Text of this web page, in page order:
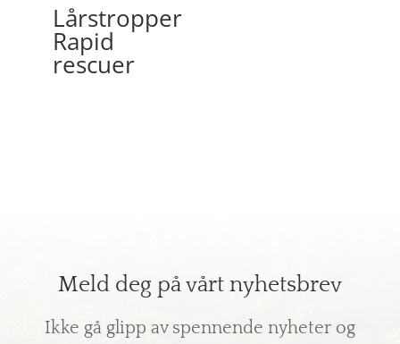
Lårstropper
Rapid
rescuer
Meld deg på vårt nyhetsbrev
Ikke gå glipp av spennende nyheter og